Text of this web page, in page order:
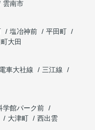
雲南市
塩冶神前
平田町
大田
車大社線
三江線
学館パーク前
大津町 西出雲